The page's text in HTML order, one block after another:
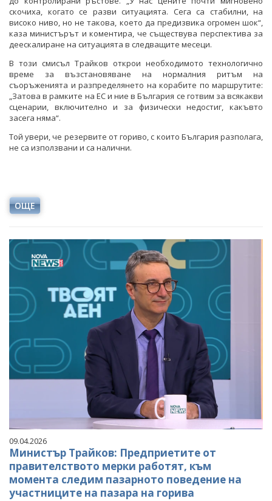
скочиха, когато се разви ситуацията. Сега са стабилни, на
високо ниво, но не такова, което да предизвика огромен шок“,
каза министърът и коментира, че съществува перспектива за
деескалиране на ситуацията в следващите месеци.
В този смисъл Трайков открои необходимото технологично
време за възстановяване на нормалния ритъм на
съоръженията и разпределянето на корабите по маршрутите:
„Затова в рамките на ЕС и ние в България се готвим за всякакви
сценарии, включително и за физически недостиг, какъвто
засега няма“.
Той увери, че резервите от гориво, с които България разполага,
не са използвани и са налични.
ОЩЕ
09.04.2026
Министър Трайков: Предприетите от
правителството мерки работят, към
момента следим пазарното поведение на
участниците на пазара на горива